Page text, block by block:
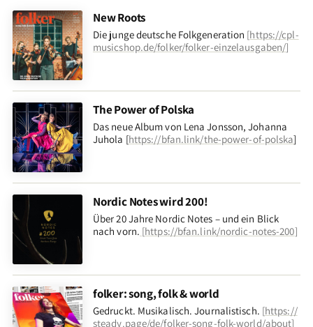
New Roots
Die junge deutsche Folkgeneration [https://cpl-
musicshop.de/folker/folker-einzelausgaben/]
The Power of Polska
Das neue Album von Lena Jonsson, Johanna
Juhola [https://bfan.link/the-power-of-polska]
Nordic Notes wird 200!
Über 20 Jahre Nordic Notes – und ein Blick
nach vorn. [https://bfan.link/nordic-notes-200]
folker: song, folk & world
Gedruckt. Musikalisch. Journalistisch. [https://
steady.page/de/folker-song-folk-world/about]